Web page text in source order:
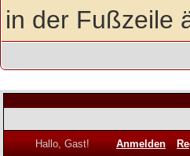
in der Fußzeile
Hallo, Gast! Anmelden